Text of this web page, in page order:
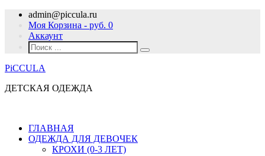
admin@piccula.ru
Моя Корзина - руб. 0
Аккаунт
PiCCULA
ДЕТСКАЯ ОДЕЖДА
ГЛАВНАЯ
ОДЕЖДА ДЛЯ ДЕВОЧЕК
КРОХИ (0-3 ЛЕТ)